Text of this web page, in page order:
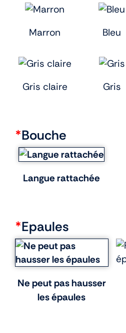
Marron Bleu
Gris claire Gris
*Bouche
Langue rattachée
*Epaules
Ne peut pas hausser
les épaules